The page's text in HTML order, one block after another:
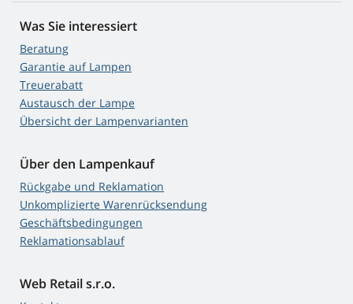
Was Sie interessiert
Beratung
Garantie auf Lampen
Treuerabatt
Austausch der Lampe
Übersicht der Lampenvarianten
Über den Lampenkauf
Rückgabe und Reklamation
Unkomplizierte Warenrücksendung
Geschäftsbedingungen
Reklamationsablauf
Web Retail s.r.o.